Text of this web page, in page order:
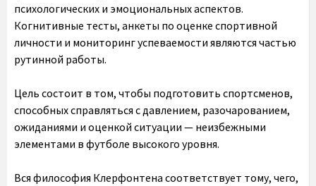
психологических и эмоциональных аспектов.
Когнитивные тесты, анкеты по оценке спортивной
личности и мониторинг успеваемости являются частью
рутинной работы.
Цель состоит в том, чтобы подготовить спортсменов,
способных справляться с давлением, разочарованием,
ожиданиями и оценкой ситуации — неизбежными
элементами в футболе высокого уровня.
Вся философия Клерфонтена соответствует тому, чего,